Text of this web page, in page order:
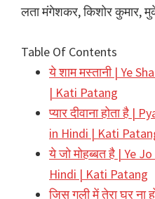
लता मंगेशकर, किशोर कुमार,
Table Of Contents
ये शाम मस्तानी | Ye
| Kati Patang
प्यार दीवाना होता है |
in Hindi | Kati
ये जो मोहब्बत है | Ye
Hindi | Kati Patang
जिस गली में तेरा घर ना